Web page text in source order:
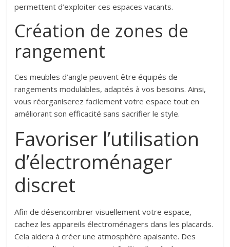
permettent d’exploiter ces espaces vacants.
Création de zones de
rangement
Ces meubles d’angle peuvent être équipés de
rangements modulables, adaptés à vos besoins. Ainsi,
vous réorganiserez facilement votre espace tout en
améliorant son efficacité sans sacrifier le style.
Favoriser l’utilisation
d’électroménager
discret
Afin de désencombrer visuellement votre espace,
cachez les appareils électroménagers dans les placards.
Cela aidera à créer une atmosphère apaisante. Des